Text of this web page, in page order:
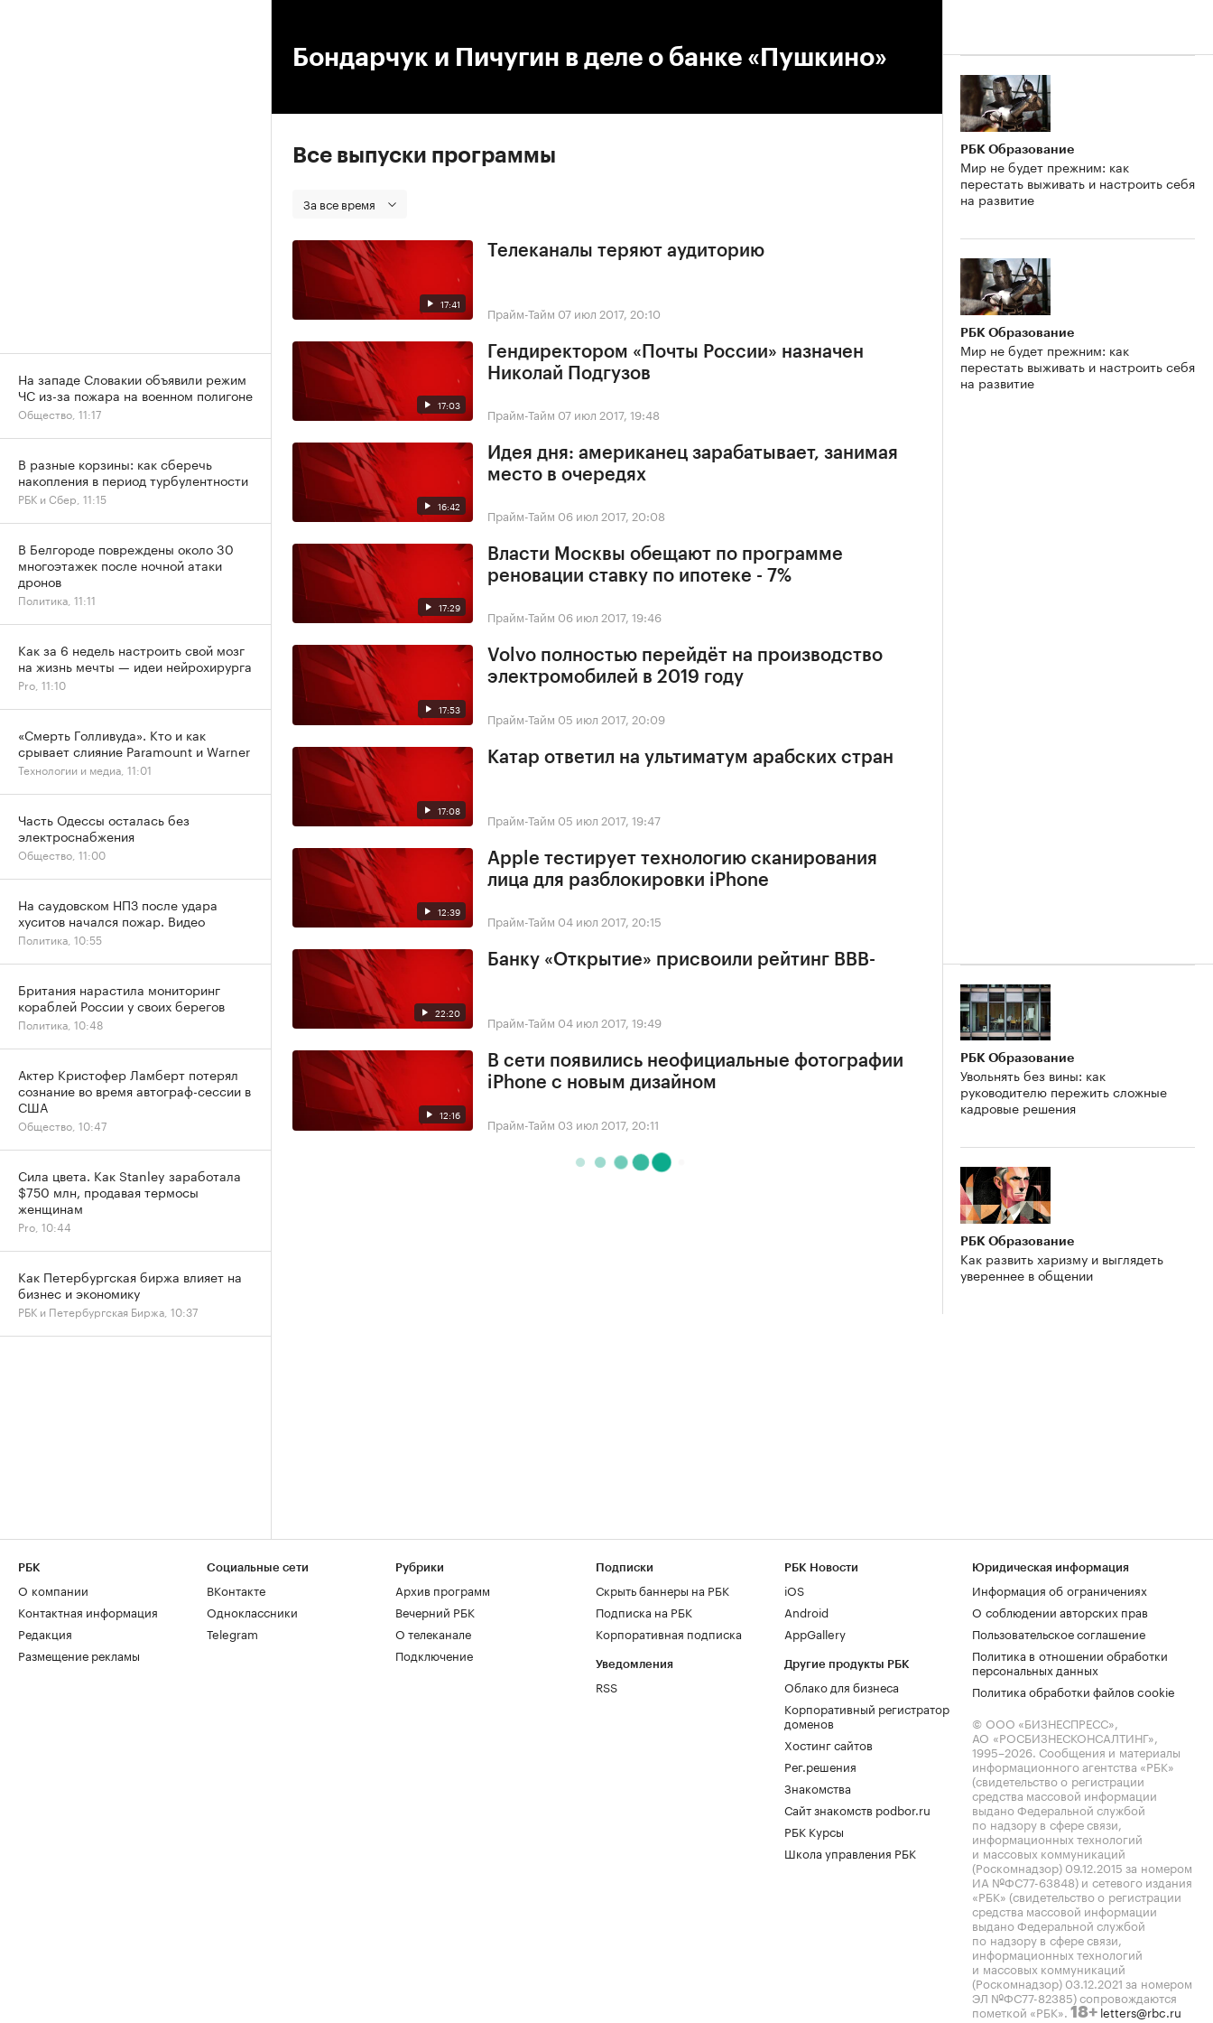
Бондарчук и Пичугин в деле о банке «Пушкино»
Все выпуски программы
За все время
17:41
Телеканалы теряют аудиторию
Прайм-Тайм 07 июл 2017, 20:10
17:03
Гендиректором «Почты России» назначен
Николай Подгузов
Прайм-Тайм 07 июл 2017, 19:48
16:42
Идея дня: американец зарабатывает, занимая
место в очередях
Прайм-Тайм 06 июл 2017, 20:08
17:29
Власти Москвы обещают по программе
реновации ставку по ипотеке - 7%
Прайм-Тайм 06 июл 2017, 19:46
17:53
Volvo полностью перейдёт на производство
электромобилей в 2019 году
Прайм-Тайм 05 июл 2017, 20:09
17:08
Катар ответил на ультиматум арабских стран
Прайм-Тайм 05 июл 2017, 19:47
12:39
Apple тестирует технологию сканирования
лица для разблокировки iPhone
Прайм-Тайм 04 июл 2017, 20:15
22:20
Банку «Открытие» присвоили рейтинг BBB-
Прайм-Тайм 04 июл 2017, 19:49
12:16
В сети появились неофициальные фотографии
iPhone с новым дизайном
Прайм-Тайм 03 июл 2017, 20:11
РБК Образование
Мир не будет прежним: как
перестать выживать и настроить себя
на развитие
РБК Образование
Мир не будет прежним: как
перестать выживать и настроить себя
на развитие
РБК Образование
Увольнять без вины: как
руководителю пережить сложные
кадровые решения
РБК Образование
Как развить харизму и выглядеть
увереннее в общении
На западе Словакии объявили режим
ЧС из-за пожара на военном полигоне
Общество, 11:17
В разные корзины: как сберечь
накопления в период турбулентности
РБК и Сбер, 11:15
В Белгороде повреждены около 30
многоэтажек после ночной атаки
дронов
Политика, 11:11
Как за 6 недель настроить свой мозг
на жизнь мечты — идеи нейрохирурга
Pro, 11:10
«Смерть Голливуда». Кто и как
срывает слияние Paramount и Warner
Технологии и медиа, 11:01
Часть Одессы осталась без
электроснабжения
Общество, 11:00
На саудовском НПЗ после удара
хуситов начался пожар. Видео
Политика, 10:55
Британия нарастила мониторинг
кораблей России у своих берегов
Политика, 10:48
Актер Кристофер Ламберт потерял
сознание во время автограф-сессии в
США
Общество, 10:47
Сила цвета. Как Stanley заработала
$750 млн, продавая термосы
женщинам
Pro, 10:44
Как Петербургская биржа влияет на
бизнес и экономику
РБК и Петербургская Биржа, 10:37
РБК
О компании
Контактная информация
Редакция
Размещение рекламы
Социальные сети
ВКонтакте
Одноклассники
Telegram
Рубрики
Архив программ
Вечерний РБК
О телеканале
Подключение
Подписки
Скрыть баннеры на РБК
Подписка на РБК
Корпоративная подписка
Уведомления
RSS
РБК Новости
iOS
Android
AppGallery
Другие продукты РБК
Облако для бизнеса
Корпоративный регистратор
доменов
Хостинг сайтов
Рег.решения
Знакомства
Сайт знакомств podbor.ru
РБК Курсы
Школа управления РБК
Юридическая информация
Информация об ограничениях
О соблюдении авторских прав
Пользовательское соглашение
Политика в отношении обработки
персональных данных
Политика обработки файлов cookie
© ООО «БИЗНЕСПРЕСС»,
АО «РОСБИЗНЕСКОНСАЛТИНГ»,
1995–2026. Сообщения и материалы
информационного агентства «РБК»
(свидетельство о регистрации
средства массовой информации
выдано Федеральной службой
по надзору в сфере связи,
информационных технологий
и массовых коммуникаций
(Роскомнадзор) 09.12.2015 за номером
ИА №ФС77-63848) и сетевого издания
«РБК» (свидетельство о регистрации
средства массовой информации
выдано Федеральной службой
по надзору в сфере связи,
информационных технологий
и массовых коммуникаций
(Роскомнадзор) 03.12.2021 за номером
ЭЛ №ФС77-82385) сопровождаются
пометкой «РБК». 18+ letters@rbc.ru